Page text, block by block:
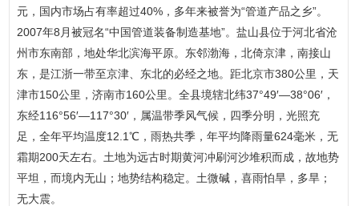
元，国内市场占有率超过40%，多年来被誉为“管道产品之乡”。
2007年8月被冠名“中国管道装备制造基地”。盐山县位于河北省沧
州市东南部，地处华北滨海平原。东邻渤海，北倚京津，南接山
东，是江浙一带至京津、东北的必经之地。距北京市380公里，天
津市150公里，济南市160公里。全县境辖北纬37°49′—38°06′，
东经116°56′—117°30′，属温带季风气候，四季分明，光照充
足，全年平均温度12.1℃，雨热共季，年平均降雨量624毫米，无
霜期200天左右。土地为远古时期黄河冲刷河沙堆积而成，故地势
平坦，而境内无山；地势结构稳定。土微碱，喜雨怕旱，多旱；
无大震。